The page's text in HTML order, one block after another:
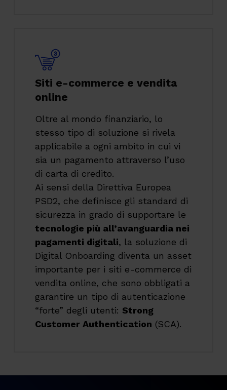
Siti e-commerce e vendita
online
Oltre al mondo finanziario, lo
stesso tipo di soluzione si rivela
applicabile a ogni ambito in cui vi
sia un pagamento attraverso l’uso
di carta di credito.
Ai sensi della Direttiva Europea
PSD2, che definisce gli standard di
sicurezza in grado di supportare le
tecnologie più all’avanguardia nei
pagamenti digitali, la soluzione di
Digital Onboarding diventa un asset
importante per i siti e-commerce di
vendita online, che sono obbligati a
garantire un tipo di autenticazione
“forte” degli utenti: Strong
Customer Authentication (SCA).